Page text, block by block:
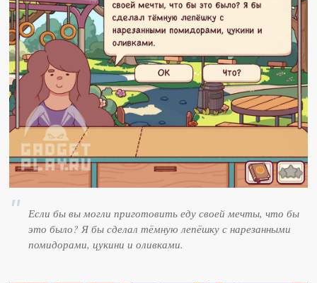
Если бы вы могли приготовить еду своей мечты, что бы
это было? Я бы сделал тёмную лепёшку с нарезанными
помидорами, цукини и оливками.